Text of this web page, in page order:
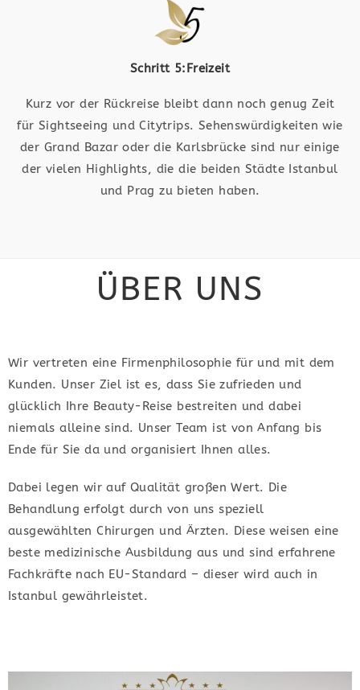
Schritt 5:Freizeit
Kurz vor der Rückreise bleibt dann noch genug Zeit
für Sightseeing und Citytrips. Sehenswürdigkeiten wie
der Grand Bazar oder die Karlsbrücke sind nur einige
der vielen Highlights, die die beiden Städte Istanbul
und Prag zu bieten haben.
ÜBER UNS
Wir vertreten eine Firmenphilosophie für und mit dem
Kunden. Unser Ziel ist es, dass Sie zufrieden und
glücklich Ihre Beauty-Reise bestreiten und dabei
niemals alleine sind. Unser Team ist von Anfang bis
Ende für Sie da und organisiert Ihnen alles.
Dabei legen wir auf Qualität großen Wert. Die
Behandlung erfolgt durch von uns speziell
ausgewählten Chirurgen und Ärzten. Diese weisen eine
beste medizinische Ausbildung aus und sind erfahrene
Fachkräfte nach EU-Standard – dieser wird auch in
Istanbul gewährleistet.